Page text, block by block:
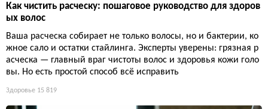
Как чистить расческу: пошаговое руководство для здоров
ых волос
Ваша расческа собирает не только волосы, но и бактерии, ко
жное сало и остатки стайлинга. Эксперты уверены: грязная р
асческа — главный враг чистоты волос и здоровья кожи голо
вы. Но есть простой способ всё исправить
Здоровье 15 819